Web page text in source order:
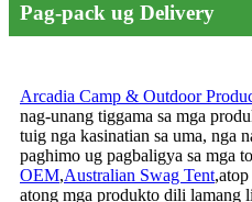
Pag-pack ug Delivery
Arcadia Camp & Outdoor
nag-unang tiggama sa mga
tuig nga kasinatian sa uma, nga
paghimo ug pagbaligya sa mga
OEM,Australian Swag Tent,
atong mga produkto dili lamang